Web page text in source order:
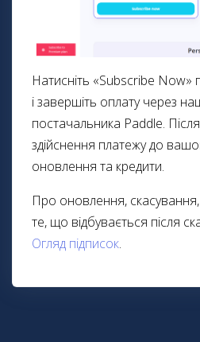
Натисніть «Subscribe Now»
і завершіть оплату через
постачальника Paddle.
здійснення платежу до
оновлення та кредити.
Про оновлення, скасування,
те, що відбувається після
Огляд підписок.